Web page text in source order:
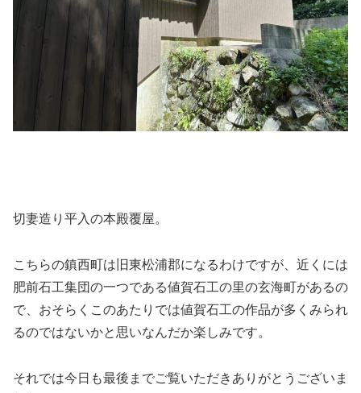
切妻造り平入の本殿覆屋。
こちらの鎮西町は旧東松浦郡になるわけですが、近くには
肥前石工集団の一つである値賀石工の里の玄海町があるの
で、おそらくこのあたりでは値賀石工の作品が多くみられ
るのではないかと思いなんだか楽しみです。
それでは今日も最後までご覧いただきありがとうございま